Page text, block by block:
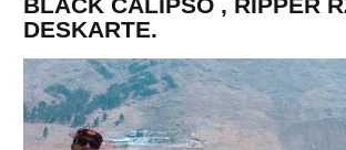
DESKARTE.